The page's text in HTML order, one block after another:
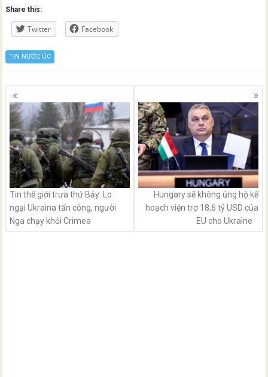
Share this:
Twitter Facebook
TIN NƯỚC ÚC
Posts
navigation
Tin thế giới trưa thứ Bảy: Lo
ngại Ukraina tấn công, người
Nga chạy khỏi Crimea
Hungary sẽ không ủng hộ kế
hoạch viện trợ 18,6 tỷ USD của
EU cho Ukraine